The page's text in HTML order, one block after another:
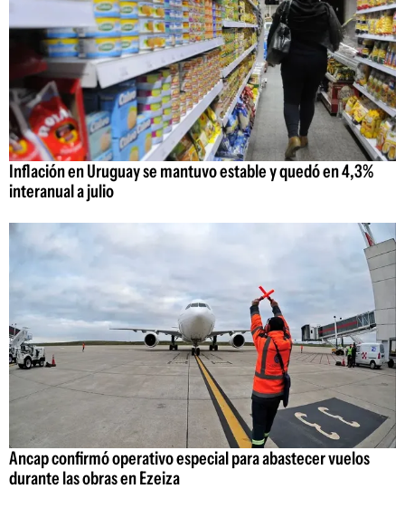
Inflación en Uruguay se mantuvo estable y quedó en 4,3%
interanual a julio
Ancap confirmó operativo especial para abastecer vuelos
durante las obras en Ezeiza